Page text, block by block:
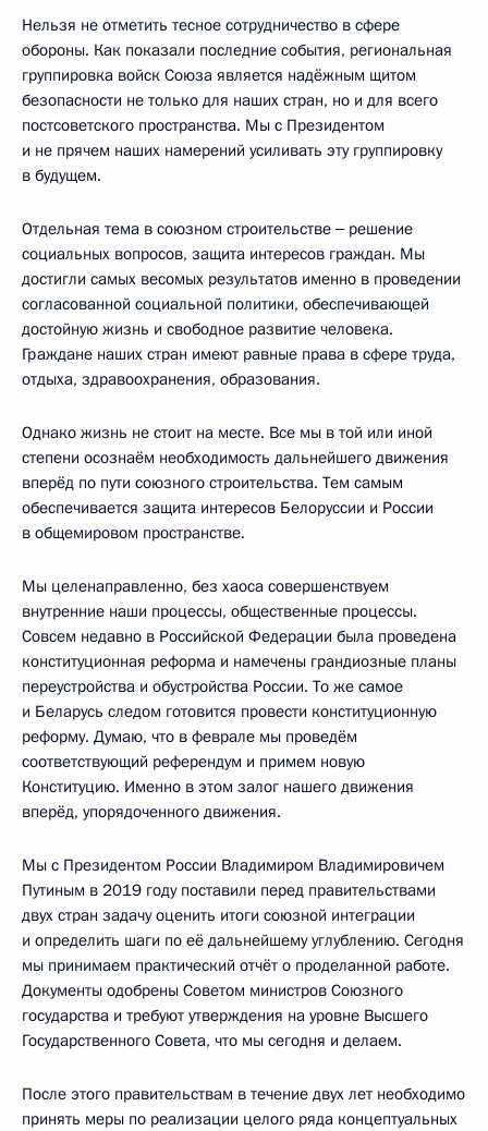
Нельзя не отметить тесное сотрудничество в сфере
обороны. Как показали последние события, региональная
группировка войск Союза является надёжным щитом
безопасности не только для наших стран, но и для всего
постсоветского пространства. Мы с Президентом
и не прячем наших намерений усиливать эту группировку
в будущем.
Отдельная тема в союзном строительстве ‒ решение
социальных вопросов, защита интересов граждан. Мы
достигли самых весомых результатов именно в проведении
согласованной социальной политики, обеспечивающей
достойную жизнь и свободное развитие человека.
Граждане наших стран имеют равные права в сфере труда,
отдыха, здравоохранения, образования.
Однако жизнь не стоит на месте. Все мы в той или иной
степени осознаём необходимость дальнейшего движения
вперёд по пути союзного строительства. Тем самым
обеспечивается защита интересов Белоруссии и России
в общемировом пространстве.
Мы целенаправленно, без хаоса совершенствуем
внутренние наши процессы, общественные процессы.
Совсем недавно в Российской Федерации была проведена
конституционная реформа и намечены грандиозные планы
переустройства и обустройства России. То же самое
и Беларусь следом готовится провести конституционную
реформу. Думаю, что в феврале мы проведём
соответствующий референдум и примем новую
Конституцию. Именно в этом залог нашего движения
вперёд, упорядоченного движения.
Мы с Президентом России Владимиром Владимировичем
Путиным в 2019 году поставили перед правительствами
двух стран задачу оценить итоги союзной интеграции
и определить шаги по её дальнейшему углублению. Сегодня
мы принимаем практический отчёт о проделанной работе.
Документы одобрены Советом министров Союзного
государства и требуют утверждения на уровне Высшего
Государственного Совета, что мы сегодня и делаем.
После этого правительствам в течение двух лет необходимо
принять меры по реализации целого ряда концептуальных